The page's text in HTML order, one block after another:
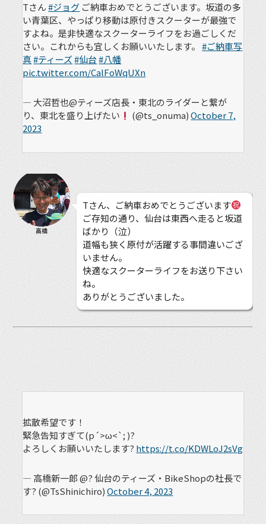
Tさん#ジョグ ご納車おめでとうございます。坂道の多
い青葉区、やっぱり移動は原付きスクーターが最強で
すよね。是非快適なスクーターライフをお過ごしくだ
さい。これからも宜しくお願いいたします。#ご納車写
真#ティーズ#仙台#八幡
pic.twitter.com/CalFoWqUXn
— 大沼哲也@ティーズ店長・東北のライダーと繋が
り、東北を盛り上げたい
(@ts_onuma)October 7,
2023
高橋
Tさん、ご納車おめでとうございます
ご存知の通り、仙台は東西へ走ると坂道
ばかり（泣）
道幅も狭く原付が活躍する事間違いござ
いません。
快適なスクーターライフをお送り下さい
ね。
ありがとうございました。
拡散希望です！
緊急告知すぎて(p´>ω<`; )?
よろしくお願いいたします? https://t.co/KDWLoJ2sVg
— 高橋新一郎 @? 仙台のティーズ・BikeShopの社長で
す? (@TsShinichiro)October 4, 2023